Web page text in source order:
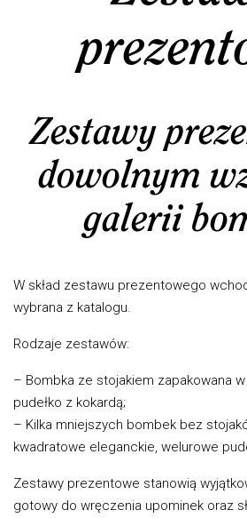
Zestawy
dowolnym
galerii
W skład zestawu prezentowego
wybrana z katalogu.
Rodzaje zestawów:
– Bombka ze stojakiem zapakowana
pudełko z kokardą;
– Kilka mniejszych bombek bez
kwadratowe eleganckie, welurowe
Zestawy prezentowe stanowią
gotowy do wręczenia upominek oraz